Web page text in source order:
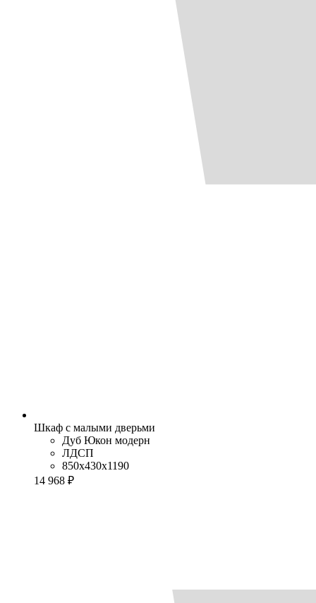
Шкаф с малыми дверьми
Дуб Юкон модерн
ЛДСП
850x430x1190
14 968 ₽